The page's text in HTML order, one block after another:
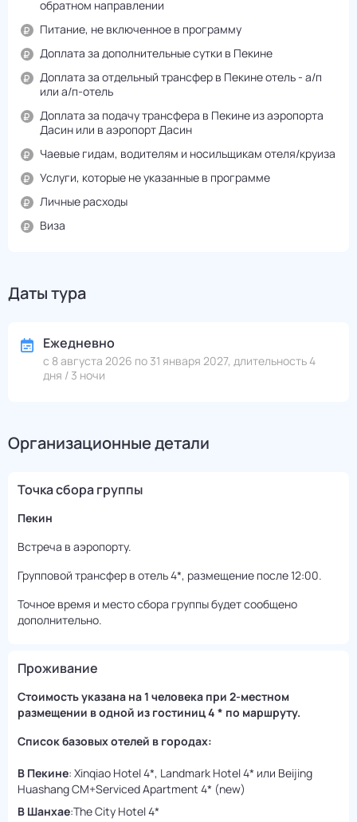
обратном направлении
Питание, не включенное в программу
Доплата за дополнительные сутки в Пекине
Доплата за отдельный трансфер в Пекине отель - а/п
или а/п-отель
Доплата за подачу трансфера в Пекине из аэропорта
Дасин или в аэропорт Дасин
Чаевые гидам, водителям и носильщикам отеля/круиза
Услуги, которые не указанные в программе
Личные расходы
Виза
Даты тура
Ежедневно
с 8 августа 2026 по 31 января 2027, длительность 4
дня / 3 ночи
Организационные детали
Точка сбора группы
Пекин
Встреча в аэропорту.
Групповой трансфер в отель 4*, размещение после 12:00.
Точное время и место сбора группы будет сообщено
дополнительно.
Проживание
Стоимость указана на 1 человека при 2-местном
размещении в одной из гостиниц 4 * по маршруту.
Список базовых отелей в городах:
В Пекине: Xinqiao Hotel 4*, Landmark Hotel 4* или Beijing
Huashang CM+Serviced Apartment 4* (new)
В Шанхае:The City Hotel 4*